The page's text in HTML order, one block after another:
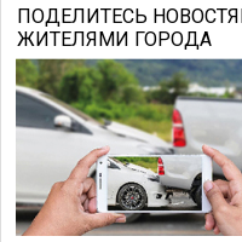
ПОДЕЛИТЕСЬ
ЖИТЕЛЯМИ ГОРОДА